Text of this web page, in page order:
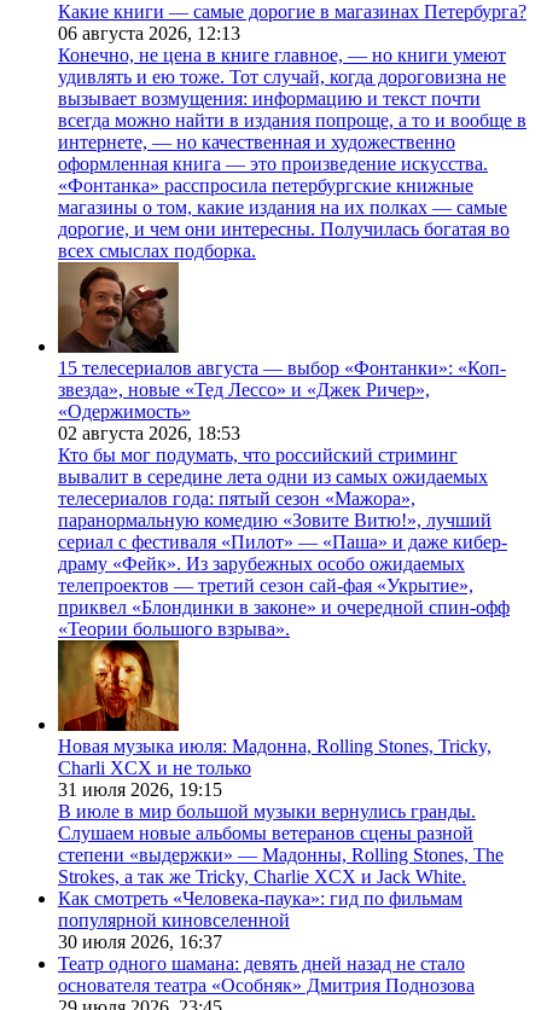
Какие книги — самые дорогие в магазинах Петербурга?
06 августа 2026, 12:13
Конечно, не цена в книге главное, — но книги умеют
удивлять и ею тоже. Тот случай, когда дороговизна не
вызывает возмущения: информацию и текст почти
всегда можно найти в издания попроще, а то и вообще в
интернете, — но качественная и художественно
оформленная книга — это произведение искусства.
«Фонтанка» расспросила петербургские книжные
магазины о том, какие издания на их полках — самые
дорогие, и чем они интересны. Получилась богатая во
всех смыслах подборка.
15 телесериалов августа — выбор «Фонтанки»: «Коп-
звезда», новые «Тед Лессо» и «Джек Ричер»,
«Одержимость»
02 августа 2026, 18:53
Кто бы мог подумать, что российский стриминг
вывалит в середине лета одни из самых ожидаемых
телесериалов года: пятый сезон «Мажора»,
паранормальную комедию «Зовите Витю!», лучший
сериал с фестиваля «Пилот» — «Паша» и даже кибер-
драму «Фейк». Из зарубежных особо ожидаемых
телепроектов — третий сезон сай-фая «Укрытие»,
приквел «Блондинки в законе» и очередной спин-офф
«Теории большого взрыва».
Новая музыка июля: Мадонна, Rolling Stones, Tricky,
Charli XCX и не только
31 июля 2026, 19:15
В июле в мир большой музыки вернулись гранды.
Слушаем новые альбомы ветеранов сцены разной
степени «выдержки» — Мадонны, Rolling Stones, The
Strokes, а так же Tricky, Charlie XCX и Jack White.
Как смотреть «Человека-паука»: гид по фильмам
популярной киновселенной
30 июля 2026, 16:37
Театр одного шамана: девять дней назад не стало
основателя театра «Особняк» Дмитрия Поднозова